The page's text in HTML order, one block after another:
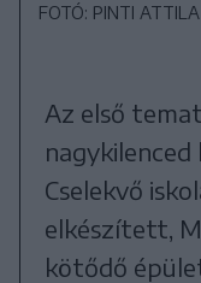
FOTÓ: PINTI ATTILA
Az első
Cselekvő
elkészített,
kötődő